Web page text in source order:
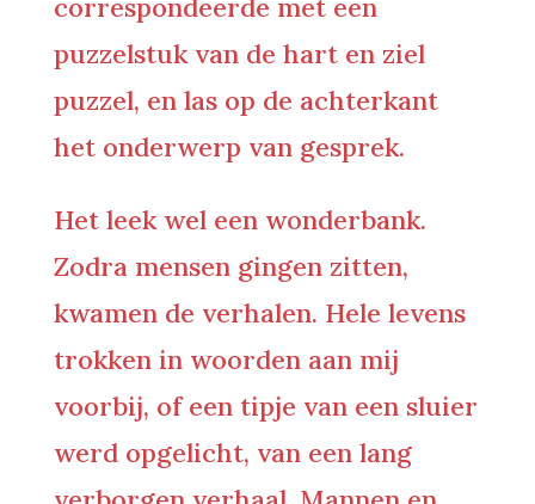
correspondeerde met een
puzzelstuk van de hart en ziel
puzzel, en las op de achterkant
het onderwerp van gesprek.
Het leek wel een wonderbank.
Zodra mensen gingen zitten,
kwamen de verhalen. Hele levens
trokken in woorden aan mij
voorbij, of een tipje van een sluier
werd opgelicht, van een lang